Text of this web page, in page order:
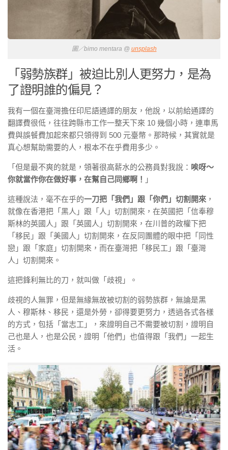
圖／bimo mentara @ unsplash
「弱勢族群」被迫比別人更努力，是為
了證明誰的偏見？
我有一個在臺灣擔任印尼語通譯的朋友，他說，以前給通譯的
翻譯費很低，往往跨縣市工作一整天下來 10 幾個小時，連車馬
費與誤餐費加起來都只領得到 500 元臺幣。那時候，其實就是
真心想幫助需要的人，根本不在乎費用多少。
「但是最不爽的就是，領著很高薪水的公務員對我說： 唉呀～
你就當作你在做好事，在幫自己同鄉啊！ 」
這種說法，毫不在乎的一刀把「我們」跟「你們」切割開來 ，
就像在香港把「黑人」跟「人」切割開來，在英國把「信奉穆
斯林的英國人」跟「英國人」切割開來，在川普的政權下把
「移民」跟「美國人」切割開來，在反同團體的眼中把「同性
戀」跟「家庭」切割開來，而在臺灣把「移民工」跟「臺灣
人」切割開來。
這把鋒利無比的刀，就叫做「歧視」。
歧視的人無罪，但是無緣無故被切割的弱勢族群，無論是黑
人、穆斯林、移民，還是外勞，卻得要更努力，透過各式各樣
的方式，包括「當志工」，來證明自己不需要被切割，證明自
己也是人，也是公民，證明「他們」也值得跟「我們」一起生
活。